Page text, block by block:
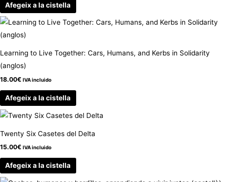
Afegeix a la cistella
Learning to Live Together: Cars, Humans, and Kerbs in Solidarity
(anglos)
18.00€ IVA incluido
Afegeix a la cistella
Twenty Six Casetes del Delta
15.00€ IVA incluido
Afegeix a la cistella